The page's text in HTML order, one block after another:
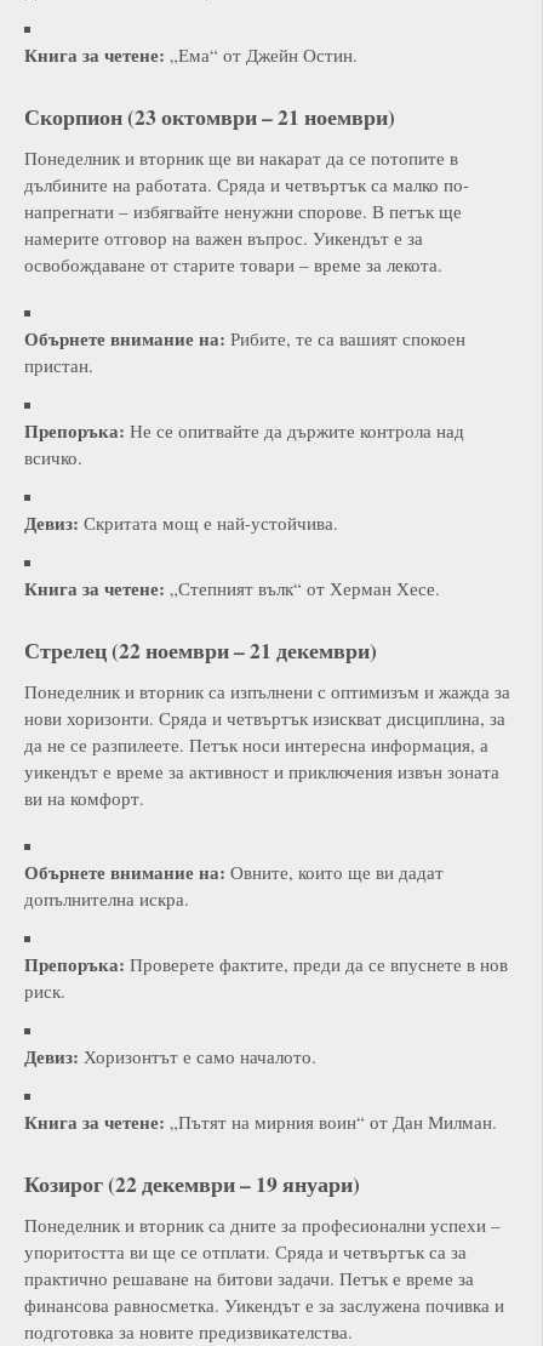
Книга за четене: „Ема“ от Джейн Остин.
Скорпион (23 октомври – 21 ноември)
Понеделник и вторник ще ви накарат да се потопите в
дълбините на работата. Сряда и четвъртък са малко по-
напрегнати – избягвайте ненужни спорове. В петък ще
намерите отговор на важен въпрос. Уикендът е за
освобождаване от старите товари – време за лекота.
Обърнете внимание на: Рибите, те са вашият спокоен
пристан.
Препоръка: Не се опитвайте да държите контрола над
всичко.
Девиз: Скритата мощ е най-устойчива.
Книга за четене: „Степният вълк“ от Херман Хесе.
Стрелец (22 ноември – 21 декември)
Понеделник и вторник са изпълнени с оптимизъм и жажда за
нови хоризонти. Сряда и четвъртък изискват дисциплина, за
да не се разпилеете. Петък носи интересна информация, а
уикендът е време за активност и приключения извън зоната
ви на комфорт.
Обърнете внимание на: Овните, които ще ви дадат
допълнителна искра.
Препоръка: Проверете фактите, преди да се впуснете в нов
риск.
Девиз: Хоризонтът е само началото.
Книга за четене: „Пътят на мирния воин“ от Дан Милман.
Козирог (22 декември – 19 януари)
Понеделник и вторник са дните за професионални успехи –
упоритостта ви ще се отплати. Сряда и четвъртък са за
практично решаване на битови задачи. Петък е време за
финансова равносметка. Уикендът е за заслужена почивка и
подготовка за новите предизвикателства.